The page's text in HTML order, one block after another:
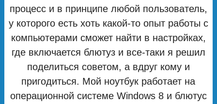
процесс и в принципе любой пользователь,
у которого есть хоть какой-то опыт работы с
компьютерами сможет найти в настройках,
где включается блютуз и все-таки я решил
поделиться советом, а вдруг кому и
пригодиться. Мой ноутбук работает на
операционной системе Windows 8 и блютус